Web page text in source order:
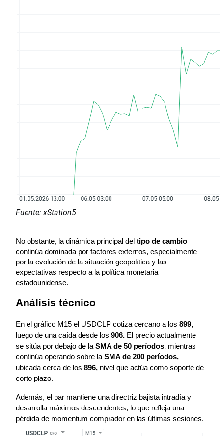
Fuente: xStation5
No obstante, la dinámica principal del tipo de cambio
continúa dominada por factores externos, especialmente
por la evolución de la situación geopolítica y las
expectativas respecto a la política monetaria
estadounidense.
Análisis técnico
En el gráfico M15 el USDCLP cotiza cercano a los
luego de una caída desde los 906. El precio actualmente
se sitúa por debajo de la SMA de 50 períodos, mientras
continúa operando sobre la SMA de 200 períodos,
ubicada cerca de los 896, nivel que actúa como soporte de
corto plazo.
Además, el par mantiene una directriz bajista intradía y
desarrolla máximos descendentes, lo que refleja una